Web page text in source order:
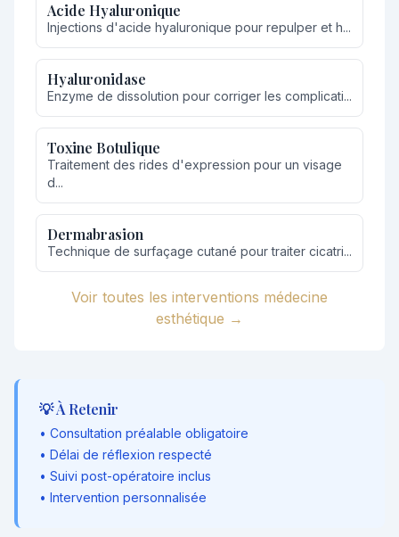
Acide Hyaluronique
Injections d'acide hyaluronique pour repulper et h...
Hyaluronidase
Enzyme de dissolution pour corriger les complicati...
Toxine Botulique
Traitement des rides d'expression pour un visage
d...
Dermabrasion
Technique de surfaçage cutané pour traiter cicatri...
Voir toutes les interventions médecine
esthétique →
💡 À Retenir
• Consultation préalable obligatoire
• Délai de réflexion respecté
• Suivi post-opératoire inclus
• Intervention personnalisée